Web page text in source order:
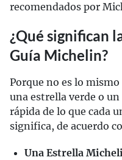
recomendados por
¿Qué significan
Guía Michelin?
Porque no es lo
una estrella verde o
rápida de lo que cada
significa, de acuerdo
Una Estrella